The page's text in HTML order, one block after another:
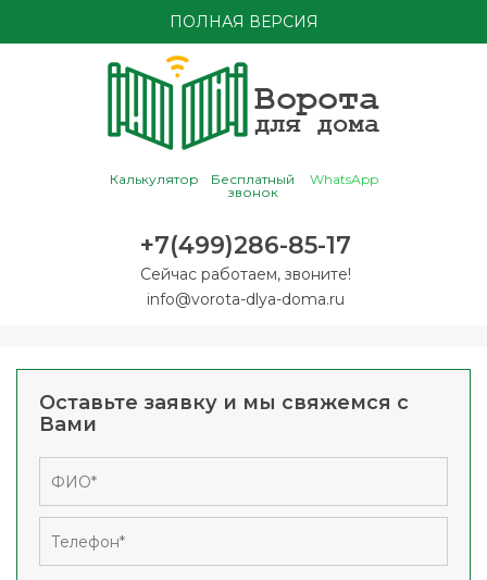
ПОЛНАЯ ВЕРСИЯ
Калькулятор
Бесплатный
звонок
WhatsApp
+7(499)286-85-17
Сейчас работаем, звоните!
info@vorota-dlya-doma.ru
Оставьте заявку и мы свяжемся с
Вами